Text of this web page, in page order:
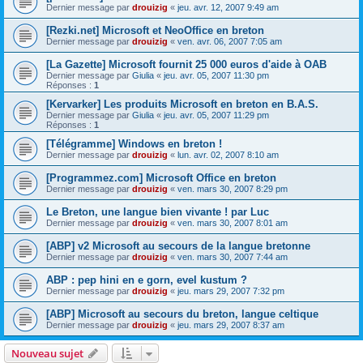
Dernier message par drouizig « jeu. avr. 12, 2007 9:49 am
[Rezki.net] Microsoft et NeoOffice en breton
Dernier message par drouizig « ven. avr. 06, 2007 7:05 am
[La Gazette] Microsoft fournit 25 000 euros d'aide à OAB
Dernier message par Giulia « jeu. avr. 05, 2007 11:30 pm
Réponses : 1
[Kervarker] Les produits Microsoft en breton en B.A.S.
Dernier message par Giulia « jeu. avr. 05, 2007 11:29 pm
Réponses : 1
[Télégramme] Windows en breton !
Dernier message par drouizig « lun. avr. 02, 2007 8:10 am
[Programmez.com] Microsoft Office en breton
Dernier message par drouizig « ven. mars 30, 2007 8:29 pm
Le Breton, une langue bien vivante ! par Luc
Dernier message par drouizig « ven. mars 30, 2007 8:01 am
[ABP] v2 Microsoft au secours de la langue bretonne
Dernier message par drouizig « ven. mars 30, 2007 7:44 am
ABP : pep hini en e gorn, evel kustum ?
Dernier message par drouizig « jeu. mars 29, 2007 7:32 pm
[ABP] Microsoft au secours du breton, langue celtique
Dernier message par drouizig « jeu. mars 29, 2007 8:37 am
Nouveau sujet